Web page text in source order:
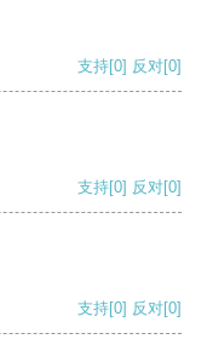
支持[0] 反对[0]
支持[0] 反对[0]
支持[0] 反对[0]